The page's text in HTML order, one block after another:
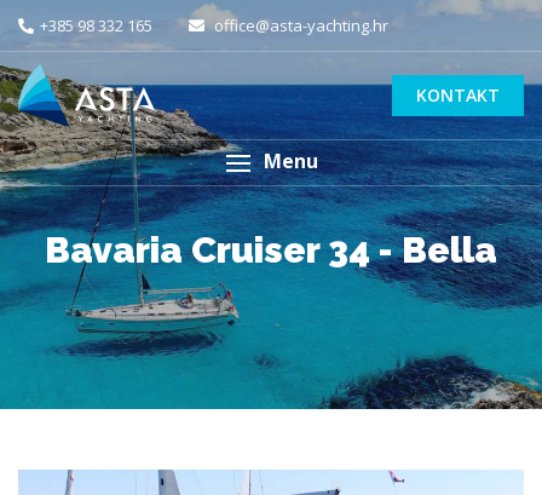
+385 98 332 165 office@asta-yachting.hr
KONTAKT
Menu
Bavaria Cruiser 34 - Bella